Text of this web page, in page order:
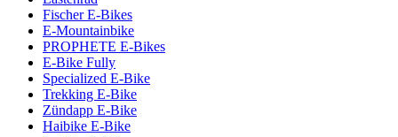
Fischer E-Bikes
E-Mountainbike
PROPHETE E-Bikes
E-Bike Fully
Specialized E-Bike
Trekking E-Bike
Zündapp E-Bike
Haibike E-Bike